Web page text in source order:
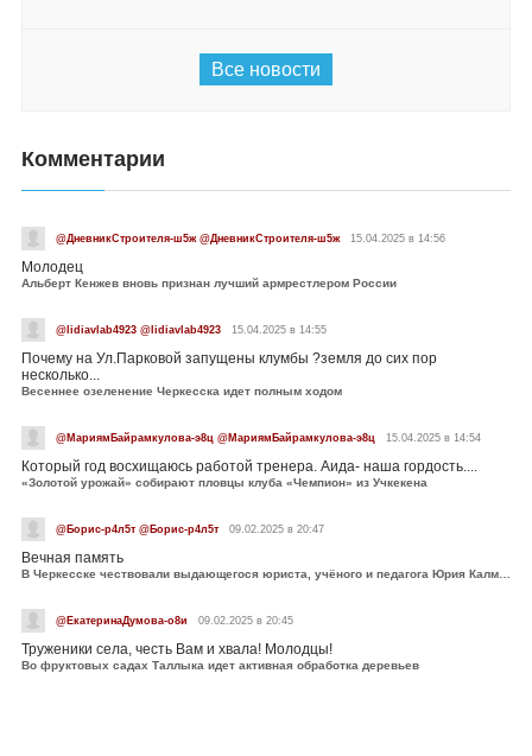
Все новости
Комментарии
@ДневникСтроителя-ш5ж @ДневникСтроителя-ш5ж 15.04.2025 в 14:56
Молодец
Альберт Кенжев вновь признан лучший армрестлером России
@lidiavlab4923 @lidiavlab4923 15.04.2025 в 14:55
Почему на Ул.Парковой запущены клумбы ?земля до сих пор
несколько...
Весеннее озеленение Черкесска идет полным ходом
@МариямБайрамкулова-э8ц @МариямБайрамкулова-э8ц 15.04.2025 в 14:54
Который год восхищаюсь работой тренера. Аида- наша гордость....
«Золотой урожай» собирают пловцы клуба «Чемпион» из Учкекена
@Борис-р4л5т @Борис-р4л5т 09.02.2025 в 20:47
Вечная память
В Черкесске чествовали выдающегося юриста, учёного и педагога Юрия Калмыкова
@ЕкатеринаДумова-о8и 09.02.2025 в 20:45
Труженики села, честь Вам и хвала! Молодцы!
Во фруктовых садах Таллыка идет активная обработка деревьев